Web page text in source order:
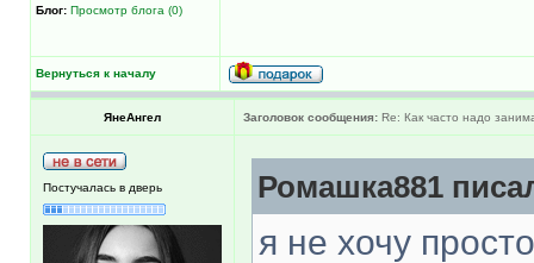
Блог: Просмотр блога (0)
Вернуться к началу
ЯнеАнгел Заголовок сообщения: Re: Как часто надо
Постучалась в дверь Ромашка881
я не хочу